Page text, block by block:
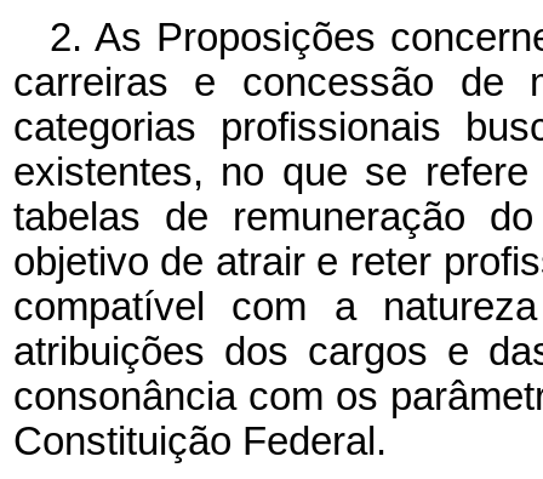
2. As Proposições
carreiras e concessão de
categorias profissionais
existentes, no que se
tabelas de remuneração
objetivo de atrair e reter
compatível com a
atribuições dos cargos e
consonância com os
Constituição Federal.